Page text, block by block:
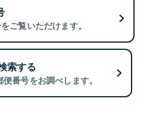
ご覧いただけます。
索する
番号をお調べします。